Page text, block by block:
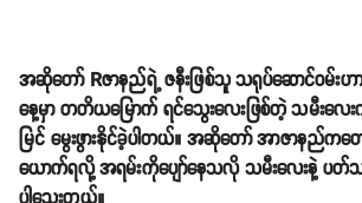
အဆိုတော် Rဇာနည်ရဲ့ ဇနီးဖြစ်သူ သရုပ်ဆောင်ဝမ်း
နေ့မှာ တတိယမြောက် ရင်သွေးလေးဖြစ်တဲ့ သမီးလေ
မြင် မွေးဖွားနိုင်ခဲ့ပါတယ်။ အဆိုတော် အာဇာနည်က
ယောက်ရလို့ အရမ်းကိုပျော်နေသလို သမီးလေးနဲ့ ပတ်သ